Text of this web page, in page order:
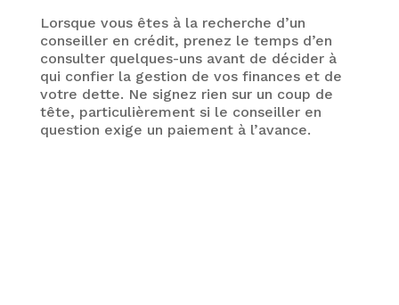
Lorsque vous êtes à la recherche d’un
conseiller en crédit, prenez le temps d’en
consulter quelques-uns avant de décider à
qui confier la gestion de vos finances et de
votre dette. Ne signez rien sur un coup de
tête, particulièrement si le conseiller en
question exige un paiement à l’avance.